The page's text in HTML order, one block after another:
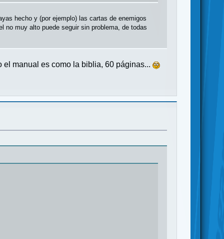
hecho y (por ejemplo) las cartas de enemigos
no muy alto puede seguir sin problema, de todas
el manual es como la biblia, 60 páginas...